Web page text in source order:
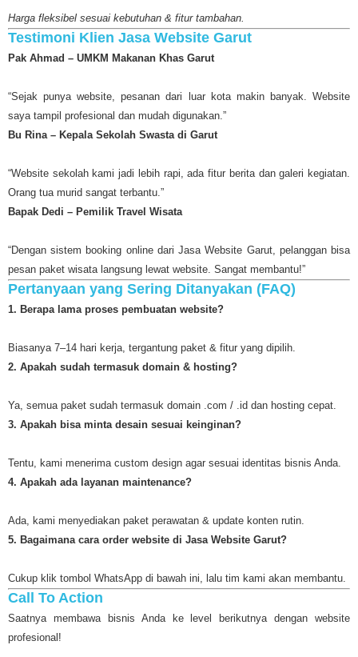
Harga fleksibel sesuai kebutuhan & fitur tambahan.
Testimoni Klien Jasa Website Garut
Pak Ahmad – UMKM Makanan Khas Garut
“Sejak punya website, pesanan dari luar kota makin banyak. Website
saya tampil profesional dan mudah digunakan.”
Bu Rina – Kepala Sekolah Swasta di Garut
“Website sekolah kami jadi lebih rapi, ada fitur berita dan galeri kegiatan.
Orang tua murid sangat terbantu.”
Bapak Dedi – Pemilik Travel Wisata
“Dengan sistem booking online dari Jasa Website Garut, pelanggan bisa
pesan paket wisata langsung lewat website. Sangat membantu!”
Pertanyaan yang Sering Ditanyakan (FAQ)
1. Berapa lama proses pembuatan website?
Biasanya 7–14 hari kerja, tergantung paket & fitur yang dipilih.
2. Apakah sudah termasuk domain & hosting?
Ya, semua paket sudah termasuk domain .com / .id dan hosting cepat.
3. Apakah bisa minta desain sesuai keinginan?
Tentu, kami menerima custom design agar sesuai identitas bisnis Anda.
4. Apakah ada layanan maintenance?
Ada, kami menyediakan paket perawatan & update konten rutin.
5. Bagaimana cara order website di Jasa Website Garut?
Cukup klik tombol WhatsApp di bawah ini, lalu tim kami akan membantu.
Call To Action
Saatnya membawa bisnis Anda ke level berikutnya dengan website
profesional!